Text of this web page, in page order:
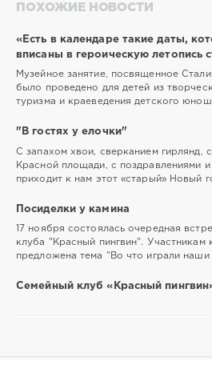
ПОХОЖИЕ НОВОСТИ
«Есть в календаре такие даты,
вписаны в героическую летопись
Музейное занятие, посвященное
было проведено для детей из
туризма и краеведения детского
"В гостях у елочки"
С запахом хвои, сверканием гирлянд,
Красной площади, с поздравлениями и
приходит к нам этот «старый» Новый
Посиделки у камина
17 ноября состоялась очередная
клуба "Красный пингвин". Участникам
предложена тема "Во что играли наши
Семейный клуб «Красный